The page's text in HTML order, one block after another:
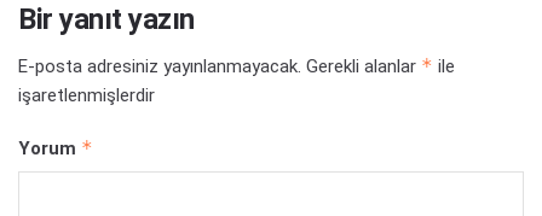
Bir yanıt yazın
E-posta adresiniz yayınlanmayacak. Gerekli alanlar * ile
işaretlenmişlerdir
Yorum *